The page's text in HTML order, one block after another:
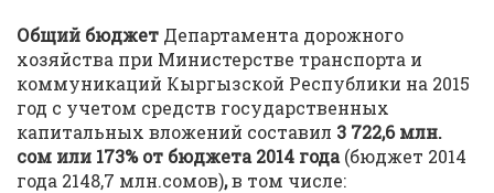
Общий бюджет Департамента дорожного
хозяйства при Министерстве транспорта и
коммуникаций Кыргызской Республики на 2015
год с учетом средств государственных
капитальных вложений составил 3 722,6 млн.
cом или 173% от бюджета 2014 года(бюджет 2014
года 2148,7 млн.сомов),в том числе: